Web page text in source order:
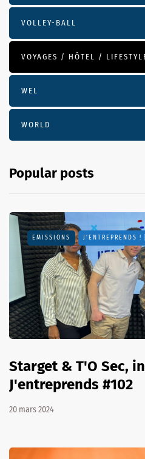
VOLLEY-BALL
VOYAGES / HÔTEL /
WEL
WORLD
Popular posts
EMISSIONS J'ENTREPRENDS
Starget & T'O Sec,
J'entreprends #102
20 mars 2024